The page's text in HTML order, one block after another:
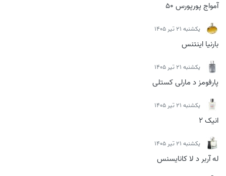
آمواج پورپورس 50
يكشنبه 21 تیر 1405
بارنیا اینتنس
يكشنبه 21 تیر 1405
پارفومز د مارلی کستلی
يكشنبه 21 تیر 1405
انیک 2
يكشنبه 21 تیر 1405
له آربر د لا کانایسنس